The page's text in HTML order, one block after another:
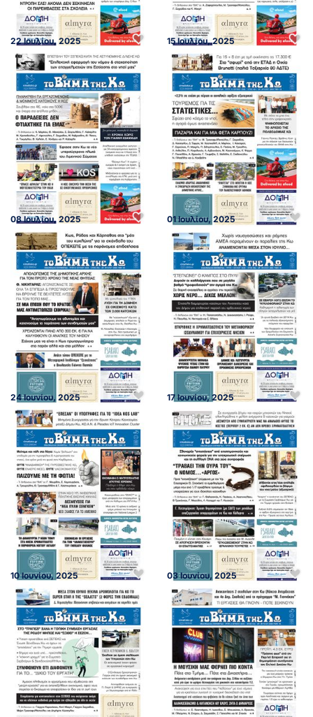
22 Ιουλίου, 2025 15 Ιουλίου, 2025
08 Ιουλίου, 2025 01 Ιουλίου, 2025
24 Ιουνίου, 2025 17 Ιουνίου, 2025
10 Ιουνίου, 2025 03 Ιουνίου, 2025